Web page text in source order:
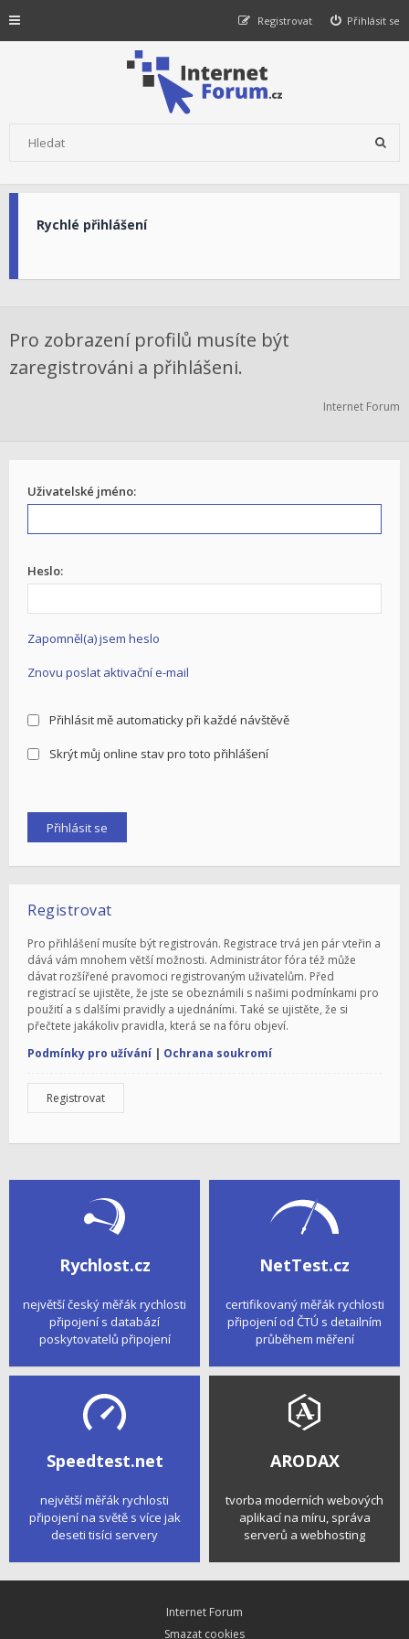
Přihlásit se
Registrovat
Rychlé přihlášení
Pro zobrazení profilů musíte být
zaregistrováni a přihlášeni.
Internet Forum
Uživatelské jméno:
Heslo:
Zapomněl(a) jsem heslo
Znovu poslat aktivační e-mail
Přihlásit mě automaticky při každé návštěvě
Skrýt můj online stav pro toto přihlášení
Registrovat
Pro přihlášení musíte být registrován. Registrace trvá jen pár vteřin a
dává vám mnohem větší možnosti. Administrátor fóra též může
dávat rozšířené pravomoci registrovaným uživatelům. Před
registrací se ujistěte, že jste se obeznámili s našimi podmínkami pro
použití a s dalšími pravidly a ujednáními. Také se ujistěte, že si
přečtete jakákoliv pravidla, která se na fóru objeví.
Podmínky pro užívání | Ochrana soukromí
Registrovat
Rychlost.cz
největší český měřák rychlosti
připojení s databází
poskytovatelů připojení
NetTest.cz
certifikovaný měřák rychlosti
připojení od ČTÚ s detailním
průběhem měření
Speedtest.net
největší měřák rychlosti
připojení na světě s více jak
deseti tisíci servery
ARODAX
tvorba moderních webových
aplikací na míru, správa
serverů a webhosting
Internet Forum
Smazat cookies